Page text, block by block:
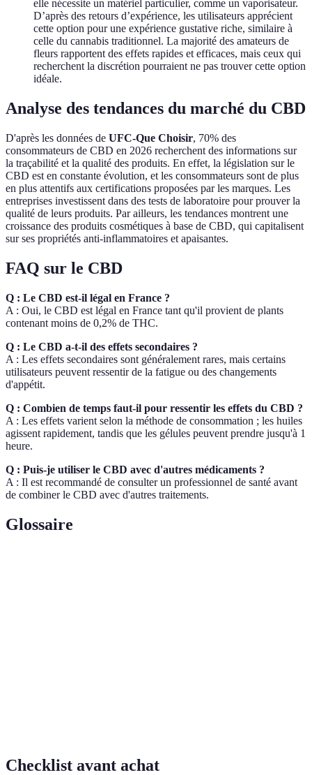
elle nécessite un matériel particulier, comme un vaporisateur.
D’après des retours d’expérience, les utilisateurs apprécient
cette option pour une expérience gustative riche, similaire à
celle du cannabis traditionnel. La majorité des amateurs de
fleurs rapportent des effets rapides et efficaces, mais ceux qui
recherchent la discrétion pourraient ne pas trouver cette option
idéale.
Analyse des tendances du marché du CBD
D'après les données de UFC-Que Choisir, 70% des
consommateurs de CBD en 2026 recherchent des informations sur
la traçabilité et la qualité des produits. En effet, la législation sur le
CBD est en constante évolution, et les consommateurs sont de plus
en plus attentifs aux certifications proposées par les marques. Les
entreprises investissent dans des tests de laboratoire pour prouver la
qualité de leurs produits. Par ailleurs, les tendances montrent une
croissance des produits cosmétiques à base de CBD, qui capitalisent
sur ses propriétés anti-inflammatoires et apaisantes.
FAQ sur le CBD
Q : Le CBD est-il légal en France ?
A : Oui, le CBD est légal en France tant qu'il provient de plants
contenant moins de 0,2% de THC.
Q : Le CBD a-t-il des effets secondaires ?
A : Les effets secondaires sont généralement rares, mais certains
utilisateurs peuvent ressentir de la fatigue ou des changements
d'appétit.
Q : Combien de temps faut-il pour ressentir les effets du CBD ?
A : Les effets varient selon la méthode de consommation ; les huiles
agissent rapidement, tandis que les gélules peuvent prendre jusqu'à 1
heure.
Q : Puis-je utiliser le CBD avec d'autres médicaments ?
A : Il est recommandé de consulter un professionnel de santé avant
de combiner le CBD avec d'autres traitements.
Glossaire
Checklist avant achat